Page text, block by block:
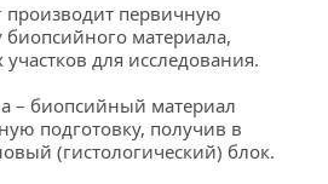
производит первичную
материала,
для исследования.
– биопсийный материал
подготовку, получив в
(гистологический) блок.